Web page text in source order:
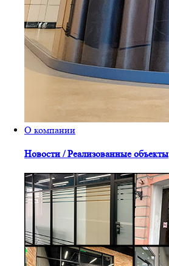
О компании
Новости / Реализованные объекты